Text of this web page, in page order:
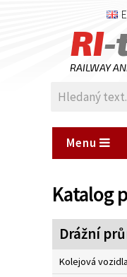
RI-
RAILWAY
Menu
Katalog
Drážní
Kolejová vozidla